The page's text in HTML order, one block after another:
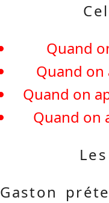
Quand
Quand on
Quand on
Quand on
Gaston